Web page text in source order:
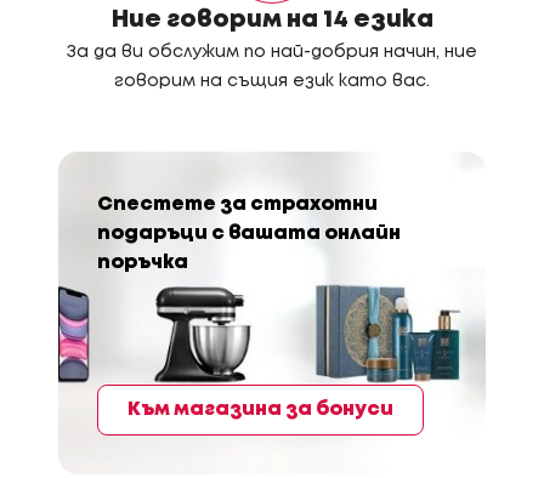
Ние говорим на 14 езика
За да ви обслужим по най-добрия начин, ние
говорим на същия език като вас.
Спестете за страхотни
подаръци с вашата онлайн
поръчка
Към магазина за бонуси